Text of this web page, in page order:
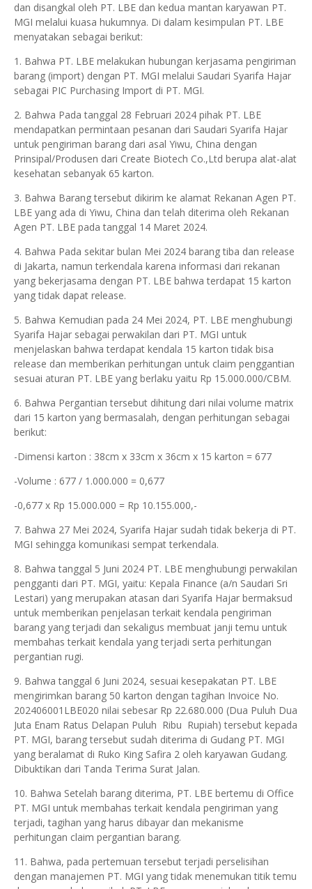
dan disangkal oleh PT. LBE dan kedua mantan karyawan PT.
MGI melalui kuasa hukumnya. Di dalam kesimpulan PT. LBE
menyatakan sebagai berikut:
1. Bahwa PT. LBE melakukan hubungan kerjasama pengiriman
barang (import) dengan PT. MGI melalui Saudari Syarifa Hajar
sebagai PIC Purchasing Import di PT. MGI.
2. Bahwa Pada tanggal 28 Februari 2024 pihak PT. LBE
mendapatkan permintaan pesanan dari Saudari Syarifa Hajar
untuk pengiriman barang dari asal Yiwu, China dengan
Prinsipal/Produsen dari Create Biotech Co.,Ltd berupa alat-alat
kesehatan sebanyak 65 karton.
3. Bahwa Barang tersebut dikirim ke alamat Rekanan Agen PT.
LBE yang ada di Yiwu, China dan telah diterima oleh Rekanan
Agen PT. LBE pada tanggal 14 Maret 2024.
4. Bahwa Pada sekitar bulan Mei 2024 barang tiba dan release
di Jakarta, namun terkendala karena informasi dari rekanan
yang bekerjasama dengan PT. LBE bahwa terdapat 15 karton
yang tidak dapat release.
5. Bahwa Kemudian pada 24 Mei 2024, PT. LBE menghubungi
Syarifa Hajar sebagai perwakilan dari PT. MGI untuk
menjelaskan bahwa terdapat kendala 15 karton tidak bisa
release dan memberikan perhitungan untuk claim penggantian
sesuai aturan PT. LBE yang berlaku yaitu Rp 15.000.000/CBM.
6. Bahwa Pergantian tersebut dihitung dari nilai volume matrix
dari 15 karton yang bermasalah, dengan perhitungan sebagai
berikut:
-Dimensi karton : 38cm x 33cm x 36cm x 15 karton = 677
-Volume : 677 / 1.000.000 = 0,677
-0,677 x Rp 15.000.000 = Rp 10.155.000,-
7. Bahwa 27 Mei 2024, Syarifa Hajar sudah tidak bekerja di PT.
MGI sehingga komunikasi sempat terkendala.
8. Bahwa tanggal 5 Juni 2024 PT. LBE menghubungi perwakilan
pengganti dari PT. MGI, yaitu: Kepala Finance (a/n Saudari Sri
Lestari) yang merupakan atasan dari Syarifa Hajar bermaksud
untuk memberikan penjelasan terkait kendala pengiriman
barang yang terjadi dan sekaligus membuat janji temu untuk
membahas terkait kendala yang terjadi serta perhitungan
pergantian rugi.
9. Bahwa tanggal 6 Juni 2024, sesuai kesepakatan PT. LBE
mengirimkan barang 50 karton dengan tagihan Invoice No.
202406001LBE020 nilai sebesar Rp 22.680.000 (Dua Puluh Dua
Juta Enam Ratus Delapan Puluh Ribu Rupiah) tersebut kepada
PT. MGI, barang tersebut sudah diterima di Gudang PT. MGI
yang beralamat di Ruko King Safira 2 oleh karyawan Gudang.
Dibuktikan dari Tanda Terima Surat Jalan.
10. Bahwa Setelah barang diterima, PT. LBE bertemu di Office
PT. MGI untuk membahas terkait kendala pengiriman yang
terjadi, tagihan yang harus dibayar dan mekanisme
perhitungan claim pergantian barang.
11. Bahwa, pada pertemuan tersebut terjadi perselisihan
dengan manajemen PT. MGI yang tidak menemukan titik temu